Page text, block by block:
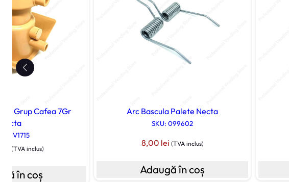
Grup Cafea 7Gr
Necta
0V1715
(TVA inclus)
în coș
Arc Bascula Palete Necta
SKU: 099602
8,00 lei (TVA inclus)
Adaugă în coș